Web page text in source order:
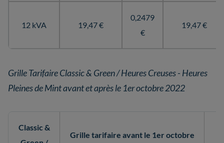
12 kVA 19,47 €
0,2479
€
19,47 €
Grille Tarifaire Classic & Green / Heures Creuses - Heures
Pleines de Mint avant et après le 1er octobre 2022
Classic &
Grille tarifaire avant le 1er octobre